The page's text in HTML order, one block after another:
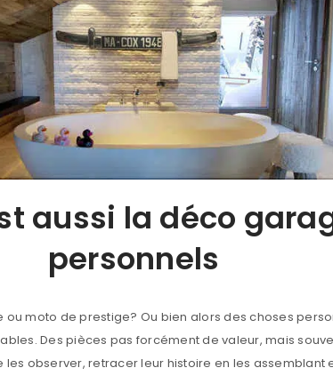
Date de naissance *
Adresse e-mail*
Mot de passe
Enter Date of Birthday
aussi la déco
personnels
moto de prestige? Ou bien alors des choses
Des pièces pas forcément de valeur, mais
observer, retracer leur histoire en les assemblant